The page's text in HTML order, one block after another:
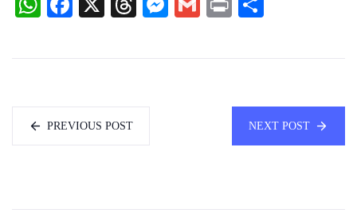
PREVIOUS POST NEXT POST